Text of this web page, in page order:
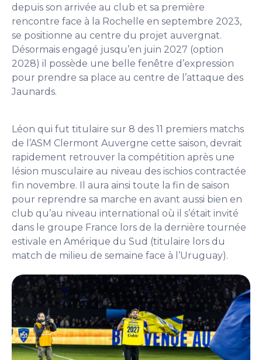
depuis son arrivée au club et sa première
rencontre face à la Rochelle en septembre 2023,
se positionne au centre du projet auvergnat.
Désormais engagé jusqu’en juin 2027 (option
2028) il possède une belle fenêtre d’expression
pour prendre sa place au centre de l’attaque des
Jaunards.
Léon qui fut titulaire sur 8 des 11 premiers matchs
de l’ASM Clermont Auvergne cette saison, devrait
rapidement retrouver la compétition après une
lésion musculaire au niveau des ischios contractée
fin novembre. Il aura ainsi toute la fin de saison
pour reprendre sa marche en avant aussi bien en
club qu’au niveau international où il s’était invité
dans le groupe France lors de la dernière tournée
estivale en Amérique du Sud (titulaire lors du
match de milieu de semaine face à l’Uruguay).